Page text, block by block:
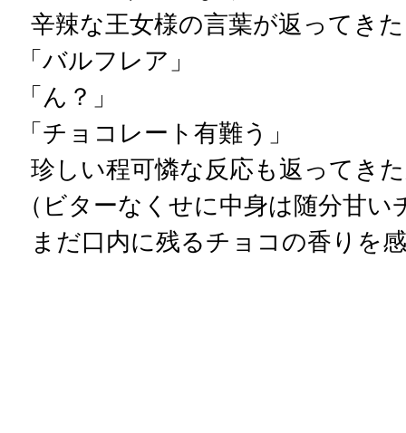
辛辣な王女様の言葉が返ってき
「バルフレア」
「ん？」
「チョコレート有難う」
珍しい程可憐な反応も返ってき
（ビターなくせに中身は随分甘い
まだ口内に残るチョコの香りを